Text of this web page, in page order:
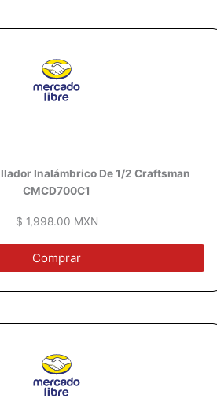
Inalámbrico De 1/2 Craftsman
CMCD700C1
$ 1,998.00 MXN
Comprar